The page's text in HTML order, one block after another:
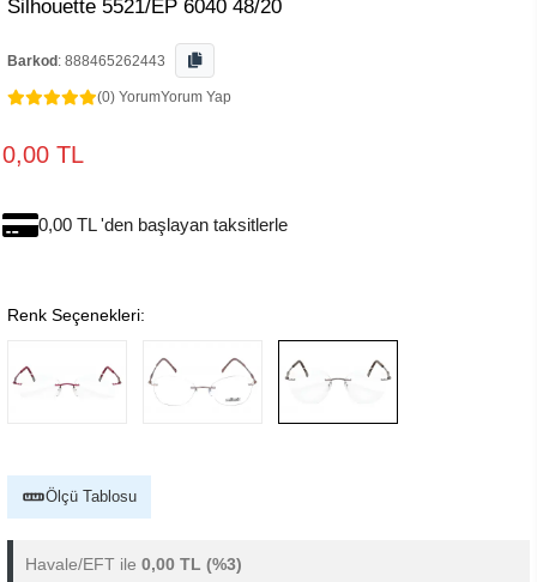
Silhouette 5521/EP 6040 48/20
Barkod : 888465262443
(0) YorumYorum Yap
0,00 TL
0,00 TL 'den başlayan taksitlerle
Renk Seçenekleri:
Ölçü Tablosu
Havale/EFT ile 0,00 TL (%3)